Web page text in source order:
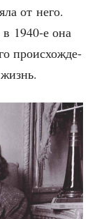
от него.
1940‑е она
про­ис­хож­де­